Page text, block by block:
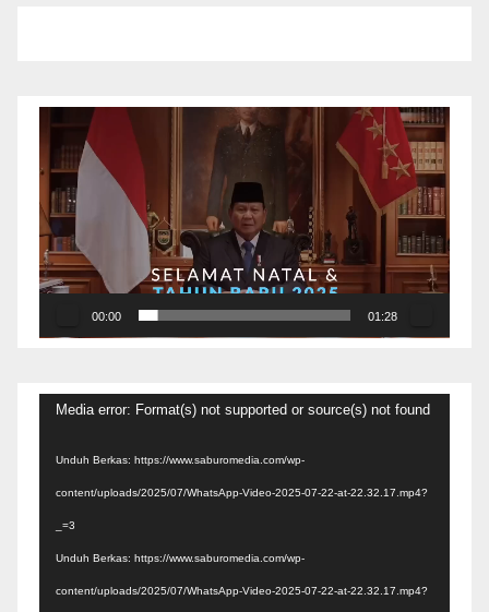
Pemutar
Video
00:00 01:28
Pemutar
Media error: Format(s) not supported or source(s) not found
Unduh Berkas: https://www.saburomedia.com/wp-
content/uploads/2025/07/WhatsApp-Video-2025-07-22-at-22.32.17.mp4?
_=3
Unduh Berkas: https://www.saburomedia.com/wp-
content/uploads/2025/07/WhatsApp-Video-2025-07-22-at-22.32.17.mp4?